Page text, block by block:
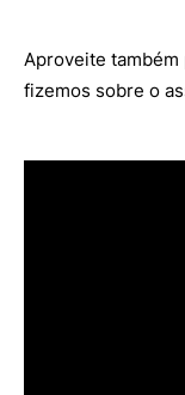
Aproveite também
fizemos sobre o